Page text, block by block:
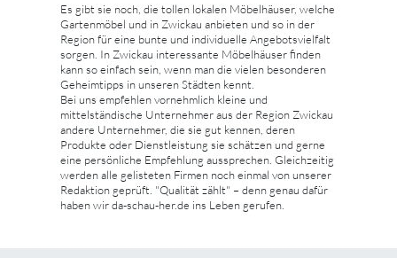
Es gibt sie noch, die tollen lokalen Möbelhäuser, welche
Gartenmöbel und in Zwickau anbieten und so in der
Region für eine bunte und individuelle Angebotsvielfalt
sorgen. In Zwickau interessante Möbelhäuser finden
kann so einfach sein, wenn man die vielen besonderen
Geheimtipps in unseren Städten kennt.
Bei uns empfehlen vornehmlich kleine und
mittelständische Unternehmer aus der Region Zwickau
andere Unternehmer, die sie gut kennen, deren
Produkte oder Dienstleistung sie schätzen und gerne
eine persönliche Empfehlung aussprechen. Gleichzeitig
werden alle gelisteten Firmen noch einmal von unserer
Redaktion geprüft. "Qualität zählt" – denn genau dafür
haben wir da-schau-her.de ins Leben gerufen.